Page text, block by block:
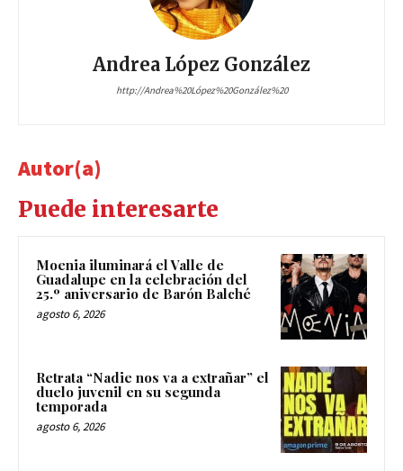
Andrea López González
http://Andrea%20López%20González%20
Autor(a)
Puede interesarte
Moenia iluminará el Valle de
Guadalupe en la celebración del
25.º aniversario de Barón Balché
agosto 6, 2026
Retrata “Nadie nos va a extrañar” el
duelo juvenil en su segunda
temporada
agosto 6, 2026